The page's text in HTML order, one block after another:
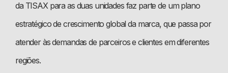
da TISAX para as duas unidades faz parte de um plano
estratégico de crescimento global da marca, que passa por
atender às demandas de parceiros e clientes em diferentes
regiões.